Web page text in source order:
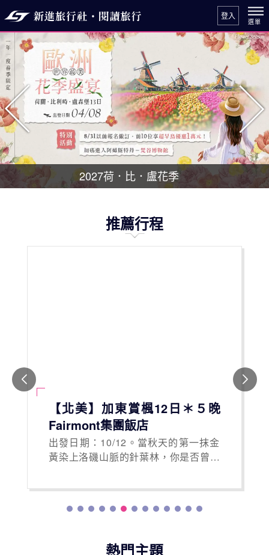
登入
2027荷．比．盧花季
往前 往後
推薦行程
【北美】加東賞楓12日＊５晚
Fairmont集團飯店
出發日期：10/12。當秋天的第一抹金
黃染上洛磯山脈的針葉林，你是否曾夢
精心挑選入住 Fairmont (費爾蒙酒店) -
＊千島群島遊船＋尼加拉瀑布觀光＋以
熱門主題